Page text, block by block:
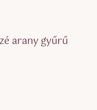
arany gyűrű